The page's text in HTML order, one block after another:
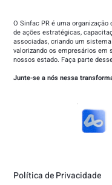
O Sinfac PR é uma
de ações estratégicas,
associadas, criando um
valorizando os empresários em
nossos estado. Faça parte
Junte-se a nós nessa
Política de Privacidade